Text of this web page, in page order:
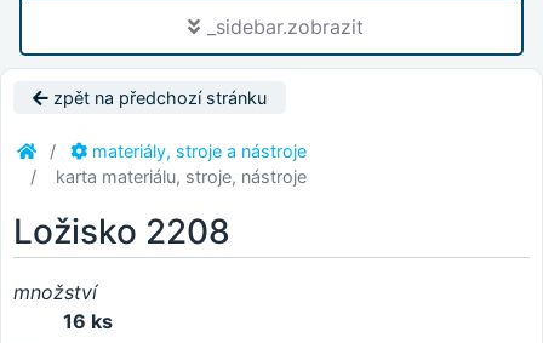
_sidebar.zobrazit
zpět na předchozí stránku
materiály, stroje a nástroje
karta materiálu, stroje, nástroje
Ložisko 2208
množství
16 ks